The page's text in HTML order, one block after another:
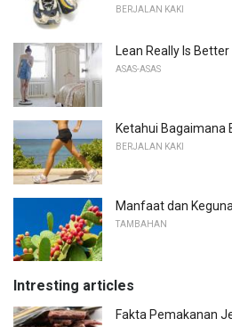
BERJALAN KAKI
Lean Really Is Better
ASAS-ASAS
Ketahui Bagaimana
BERJALAN KAKI
Manfaat dan
TAMBAHAN
Intresting articles
Fakta Pemakanan